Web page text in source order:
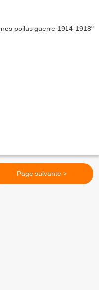
Page suivante >